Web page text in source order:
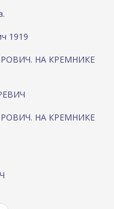
1919
НА КРЕМНИКЕ
НА КРЕМНИКЕ